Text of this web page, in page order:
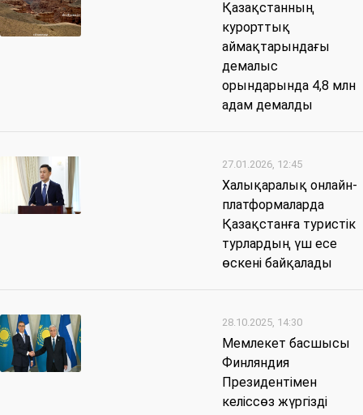
Қазақстанның
курорттық
аймақтарындағы
демалыс
орындарында 4,8 млн
адам демалды
27.01.2026, 12:45
Халықаралық онлайн-
платформаларда
Қазақстанға туристік
турлардың үш есе
өскені байқалады
28.10.2025, 14:30
Мемлекет басшысы
Финляндия
Президентімен
келіссөз жүргізді